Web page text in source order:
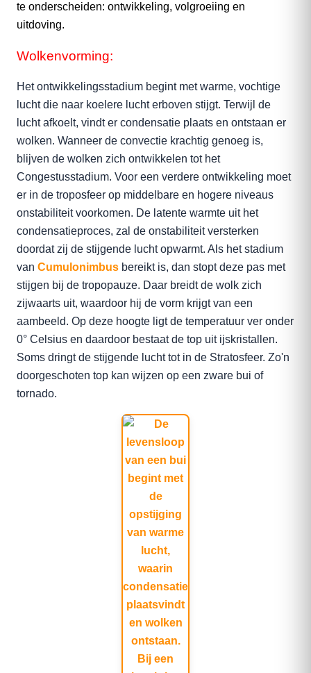
te onderscheiden: ontwikkeling, volgroeiing en
uitdoving.
Wolkenvorming:
Het ontwikkelingsstadium begint met warme, vochtige
lucht die naar koelere lucht erboven stijgt. Terwijl de
lucht afkoelt, vindt er condensatie plaats en ontstaan er
wolken. Wanneer de convectie krachtig genoeg is,
blijven de wolken zich ontwikkelen tot het
Congestusstadium. Voor een verdere ontwikkeling moet
er in de troposfeer op middelbare en hogere niveaus
onstabiliteit voorkomen. De latente warmte uit het
condensatieproces, zal de onstabiliteit versterken
doordat zij de stijgende lucht opwarmt. Als het stadium
van Cumulonimbus bereikt is, dan stopt deze pas met
stijgen bij de tropopauze. Daar breidt de wolk zich
zijwaarts uit, waardoor hij de vorm krijgt van een
aambeeld. Op deze hoogte ligt de temperatuur ver onder
0° Celsius en daardoor bestaat de top uit ijskristallen.
Soms dringt de stijgende lucht tot in de Stratosfeer. Zo'n
doorgeschoten top kan wijzen op een zware bui of
tornado.